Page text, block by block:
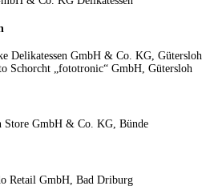
Delikatessen GmbH & Co. KG, Gütersloh
Schorcht „fototronic“ GmbH, Gütersloh
Store GmbH & Co. KG, Bünde
Retail GmbH, Bad Driburg